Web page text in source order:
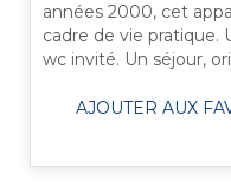
années 2000, cet
cadre de vie pratique.
wc invité. Un séjour,
AJOUTER AUX